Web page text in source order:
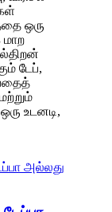
ஒரு
மாற
டேப்,
உடனடி,